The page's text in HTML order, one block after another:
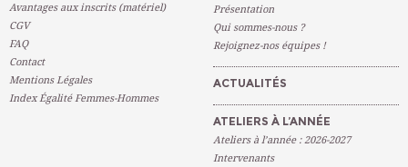
Avantages aux inscrits (matériel)
CGV
FAQ
Contact
Mentions Légales
Index Égalité Femmes-Hommes
Présentation
Qui sommes-nous ?
Rejoignez-nos équipes !
ACTUALITÉS
ATELIERS À L’ANNÉE
Ateliers à l’année : 2026-2027
Intervenants